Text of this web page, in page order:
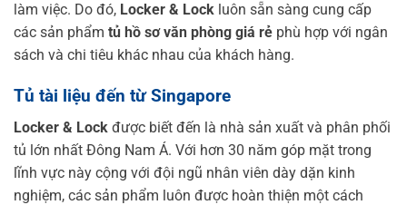
làm việc. Do đó, Locker & Lock luôn sẵn sàng cung cấp
các sản phẩm tủ hồ sơ văn phòng giá rẻ phù hợp với ngân
sách và chi tiêu khác nhau của khách hàng.
Tủ tài liệu đến từ Singapore
Locker & Lock được biết đến là nhà sản xuất và phân phối
tủ lớn nhất Đông Nam Á. Với hơn 30 năm góp mặt trong
lĩnh vực này cộng với đội ngũ nhân viên dày dặn kinh
nghiệm, các sản phẩm luôn được hoàn thiện một cách